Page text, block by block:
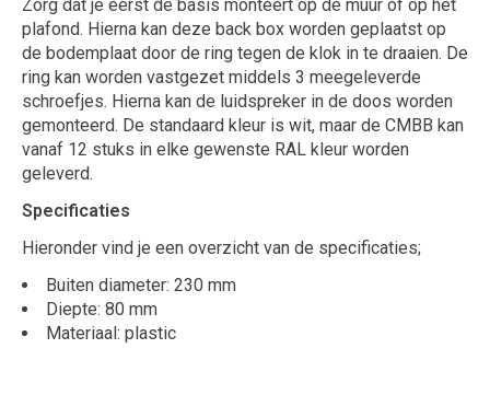
Zorg dat je eerst de basis monteert op de muur of op het
plafond. Hierna kan deze back box worden geplaatst op
de bodemplaat door de ring tegen de klok in te draaien. De
ring kan worden vastgezet middels 3 meegeleverde
schroefjes. Hierna kan de luidspreker in de doos worden
gemonteerd. De standaard kleur is wit, maar de CMBB kan
vanaf 12 stuks in elke gewenste RAL kleur worden
geleverd.
Specificaties
Hieronder vind je een overzicht van de specificaties;
Buiten diameter: 230 mm
Diepte: 80 mm
Materiaal: plastic